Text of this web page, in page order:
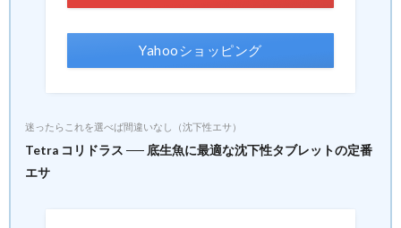
Yahooショッピング
迷ったらこれを選べば間違いなし（沈下性エサ）
Tetra コリドラス ── 底生魚に最適な沈下性タブレットの定番
エサ